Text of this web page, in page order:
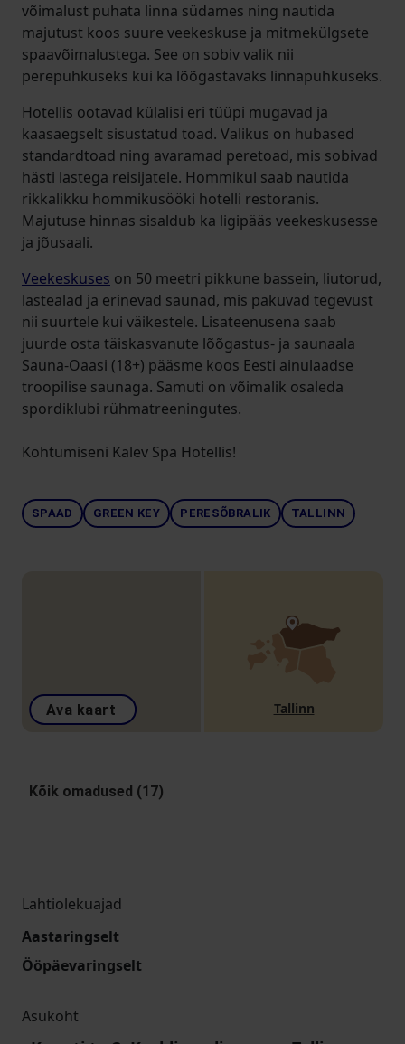
võimalust puhata linna südames ning nautida
majutust koos suure veekeskuse ja mitmekülgsete
spaavõimalustega. See on sobiv valik nii
perepuhkuseks kui ka lõõgastavaks linnapuhkuseks.
Hotellis ootavad külalisi eri tüüpi mugavad ja
kaasaegselt sisustatud toad. Valikus on hubased
standardtoad ning avaramad peretoad, mis sobivad
hästi lastega reisijatele. Hommikul saab nautida
rikkalikku hommikusööki hotelli restoranis.
Majutuse hinnas sisaldub ka ligipääs veekeskusesse
ja jõusaali.
Veekeskuses on 50 meetri pikkune bassein, liutorud,
lastealad ja erinevad saunad, mis pakuvad tegevust
nii suurtele kui väikestele. Lisateenusena saab
juurde osta täiskasvanute lõõgastus- ja saunaala
Sauna-Oaasi (18+) pääsme koos Eesti ainulaadse
troopilise saunaga. Samuti on võimalik osaleda
spordiklubi rühmatreeningutes.
Kohtumiseni Kalev Spa Hotellis!
SPAAD GREEN KEY PERESÕBRALIK TALLINN
Ava kaart Tallinn
Kõik omadused (17)
Lahtiolekuajad
Aastaringselt
Ööpäevaringselt
Asukoht